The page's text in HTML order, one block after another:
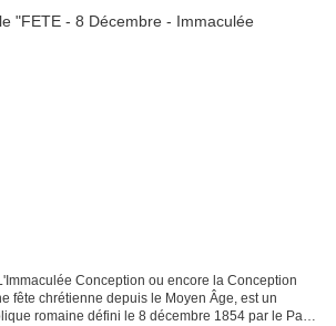
Conception ou encore la Conception
fête chrétienne depuis le Moyen Âge, est un
romaine défini le 8 décembre 1854 par le Pape